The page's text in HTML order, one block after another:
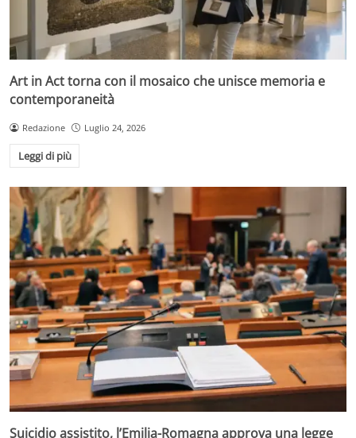
Art in Act torna con il mosaico che unisce memoria e
contemporaneità
Redazione Luglio 24, 2026
Leggi di più
Suicidio assistito, l’Emilia-Romagna approva una legge